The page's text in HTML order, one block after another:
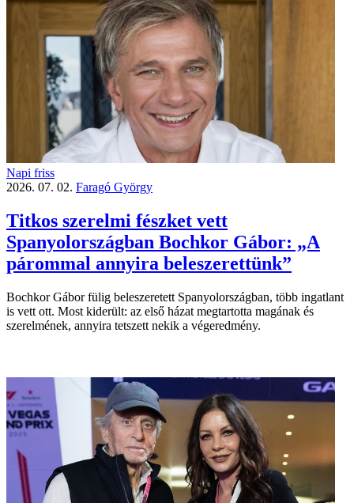
Napi friss
2026. 07. 02. Faragó György
Titkos szerelmi fészket vett
Spanyolországban Bochkor Gábor: „A
párommal annyira beleszerettünk”
Bochkor Gábor fülig beleszeretett Spanyolországban, több ingatlant
is vett ott. Most kiderült: az első házat megtartotta magának és
szerelmének, annyira tetszett nekik a végeredmény.